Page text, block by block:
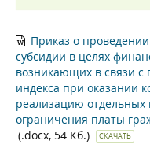
Приказ о
субсидии в целях
возникающих в связи
индекса при оказании
реализацию
ограничения платы
(.docx, 54 Кб.)
СКАЧАТЬ